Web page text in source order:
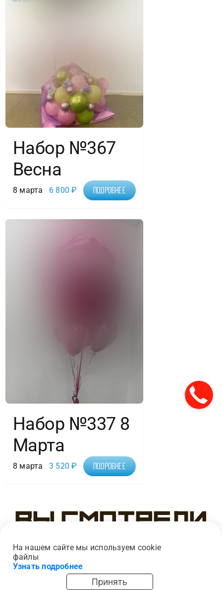
Набор №367
Весна
8 марта 6 800₽ Подробнее
Набор №337 8
Марта
8 марта 3 520₽ Подробнее
Вы смотрели
На нашем сайте мы используем cookie
файлы
Узнать подробнее
Принять